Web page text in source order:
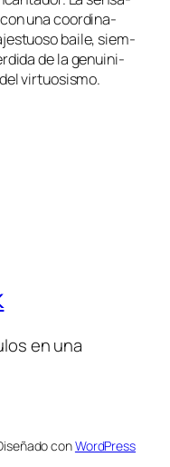
una coor­di­na­
bai­le, siem­
de la ge­nui­ni­
virtuosismo.
en una
conWordPress